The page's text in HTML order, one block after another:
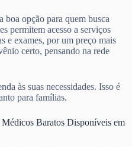
boa opção para quem busca
permitem acesso a serviços
e exames, por um preço mais
certo, pensando na rede
às suas necessidades. Isso é
para famílias.
Baratos Disponíveis em